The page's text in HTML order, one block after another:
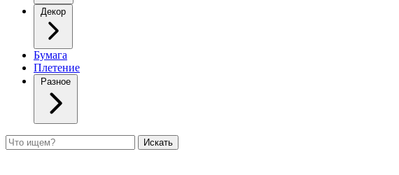
Декор
Бумага
Плетение
Разное
Поиск Искать